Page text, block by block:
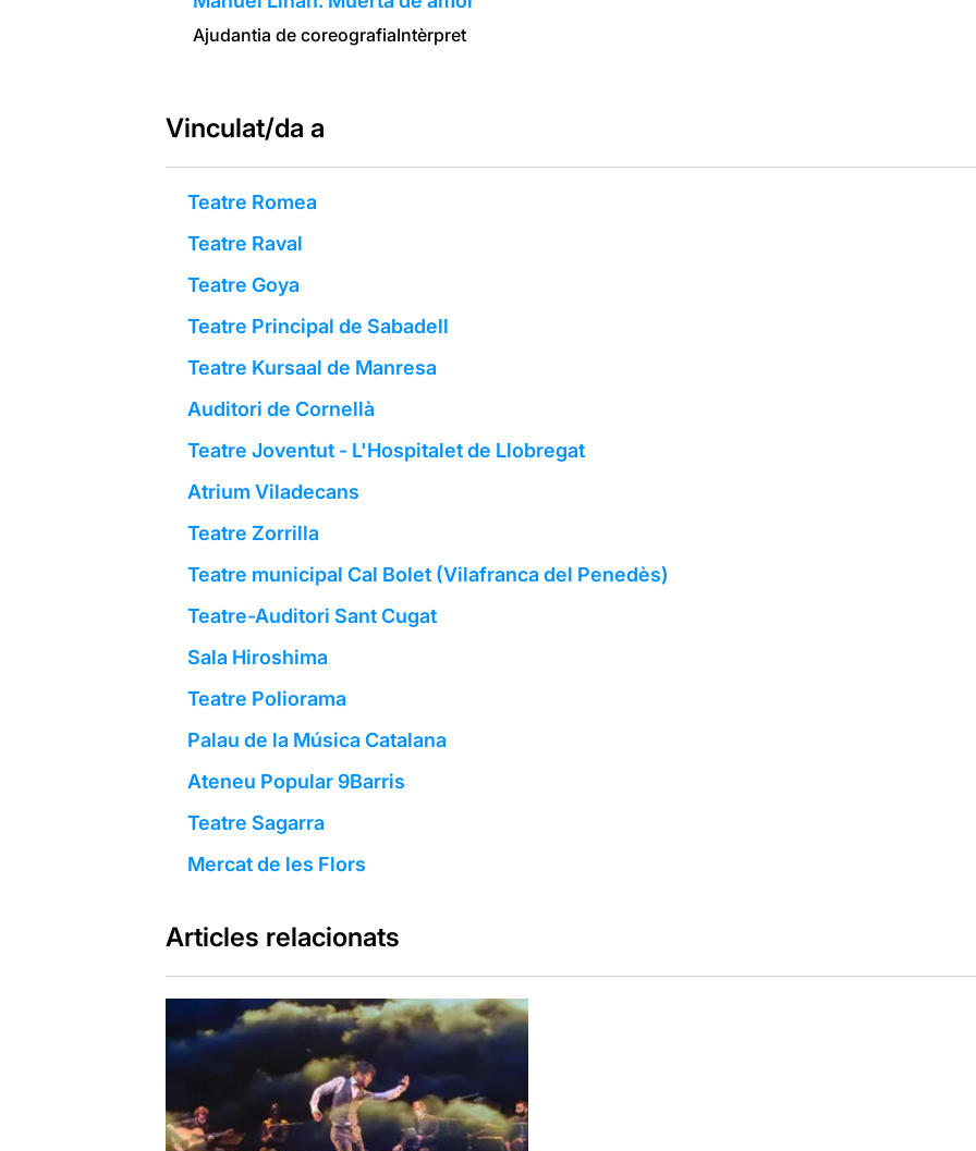
Ajudantia de coreografiaIntèrpret
Vinculat/da a
Teatre Romea
Teatre Raval
Teatre Goya
Teatre Principal de Sabadell
Teatre Kursaal de Manresa
Auditori de Cornellà
Teatre Joventut - L'Hospitalet de Llobregat
Atrium Viladecans
Teatre Zorrilla
Teatre municipal Cal Bolet (Vilafranca del Penedès)
Teatre-Auditori Sant Cugat
Sala Hiroshima
Teatre Poliorama
Palau de la Música Catalana
Ateneu Popular 9Barris
Teatre Sagarra
Mercat de les Flors
Articles relacionats